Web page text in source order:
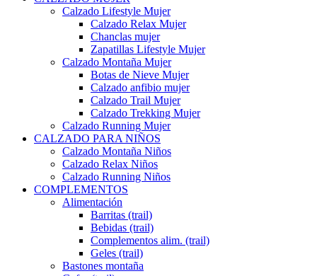
Calzado Lifestyle Mujer
Calzado Relax Mujer
Chanclas mujer
Zapatillas Lifestyle Mujer
Calzado Montaña Mujer
Botas de Nieve Mujer
Calzado anfibio mujer
Calzado Trail Mujer
Calzado Trekking Mujer
Calzado Running Mujer
CALZADO PARA NIÑOS
Calzado Montaña Niños
Calzado Relax Niños
Calzado Running Niños
COMPLEMENTOS
Alimentación
Barritas (trail)
Bebidas (trail)
Complementos alim. (trail)
Geles (trail)
Bastones montaña